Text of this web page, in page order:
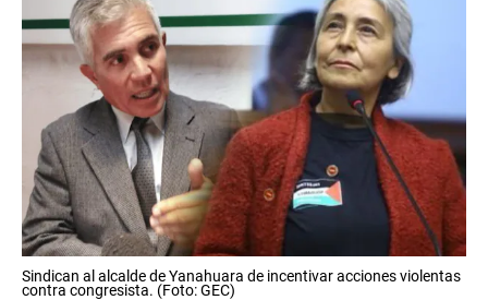
Sindican al alcalde de Yanahuara de incentivar acciones violentas
contra congresista. (Foto: GEC)